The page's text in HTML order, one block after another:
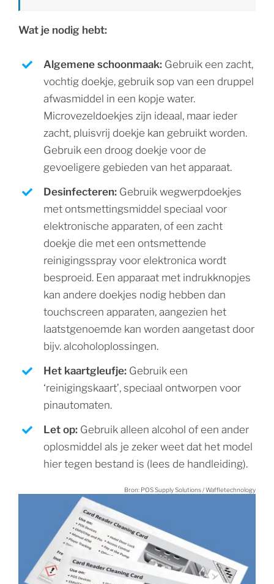
Wat je nodig hebt:
Algemene schoonmaak: Gebruik een zacht,
vochtig doekje, gebruik sop van een druppel
afwasmiddel in een kopje water.
Microvezeldoekjes zijn ideaal, maar ieder
zacht, pluisvrij doekje kan gebruikt worden.
Gebruik een droog doekje voor de
gevoeligere gebieden van het apparaat.
Desinfecteren: Gebruik wegwerpdoekjes
met ontsmettingsmiddel speciaal voor
elektronische apparaten, of een zacht
doekje die met een ontsmettende
reinigingsspray voor elektronica wordt
besproeid. Een apparaat met indrukknopjes
kan andere doekjes nodig hebben dan
touchscreen apparaten, aangezien het
laatstgenoemde kan worden aangetast door
bijv. alcoholoplossingen.
Het kaartgleufje:Gebruik een
‘reinigingskaart’, speciaal ontworpen voor
pinautomaten.
Let op:Gebruik alleen alcohol of een ander
oplosmiddel als je zeker weet dat het model
hier tegen bestand is (lees de handleiding).
Bron: POS Supply Solutions / Waffletechnology